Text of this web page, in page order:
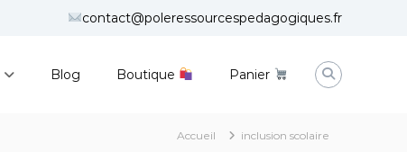
contact@poleressourcespedagogiques.fr
Blog Boutique Panier
Accueil inclusion scolaire